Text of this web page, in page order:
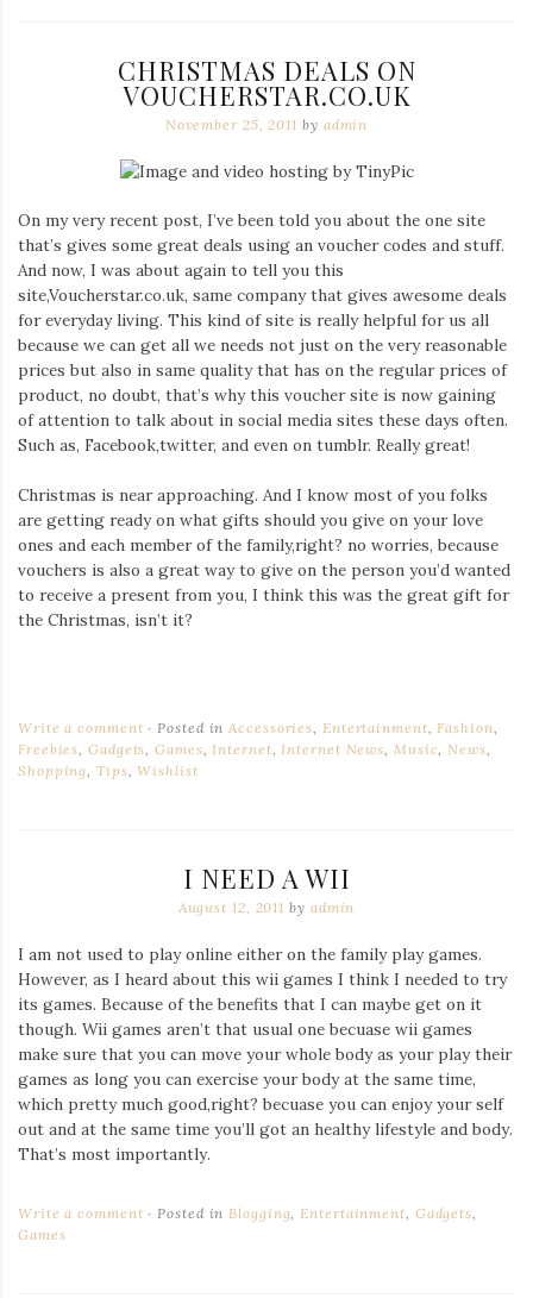
CHRISTMAS DEALS ON
VOUCHERSTAR.CO.UK
November 25, 2011 by admin
On my very recent post, I’ve been told you about the one site
that’s gives some great deals using an voucher codes and stuff.
And now, I was about again to tell you this
site,Voucherstar.co.uk, same company that gives awesome deals
for everyday living. This kind of site is really helpful for us all
because we can get all we needs not just on the very reasonable
prices but also in same quality that has on the regular prices of
product, no doubt, that’s why this voucher site is now gaining
of attention to talk about in social media sites these days often.
Such as, Facebook,twitter, and even on tumblr. Really great!
Christmas is near approaching. And I know most of you folks
are getting ready on what gifts should you give on your love
ones and each member of the family,right? no worries, because
vouchers is also a great way to give on the person you’d wanted
to receive a present from you, I think this was the great gift for
the Christmas, isn’t it?
Write a comment Posted in Accessories Entertainment Fashion
Freebies ,Gadgets ,Games Internet Internet News Music News
Shopping ,Tips ,Wishlist
I NEED A WII
August 12, 2011 by admin
I am not used to play online either on the family play games.
However, as I heard about this wii games I think I needed to try
its games. Because of the benefits that I can maybe get on it
though. Wii games aren’t that usual one becuase wii games
make sure that you can move your whole body as your play their
games as long you can exercise your body at the same time,
which pretty much good,right? becuase you can enjoy your self
out and at the same time you’ll got an healthy lifestyle and body.
That’s most importantly.
Write a comment Posted in Blogging Entertainment Gadgets
Games